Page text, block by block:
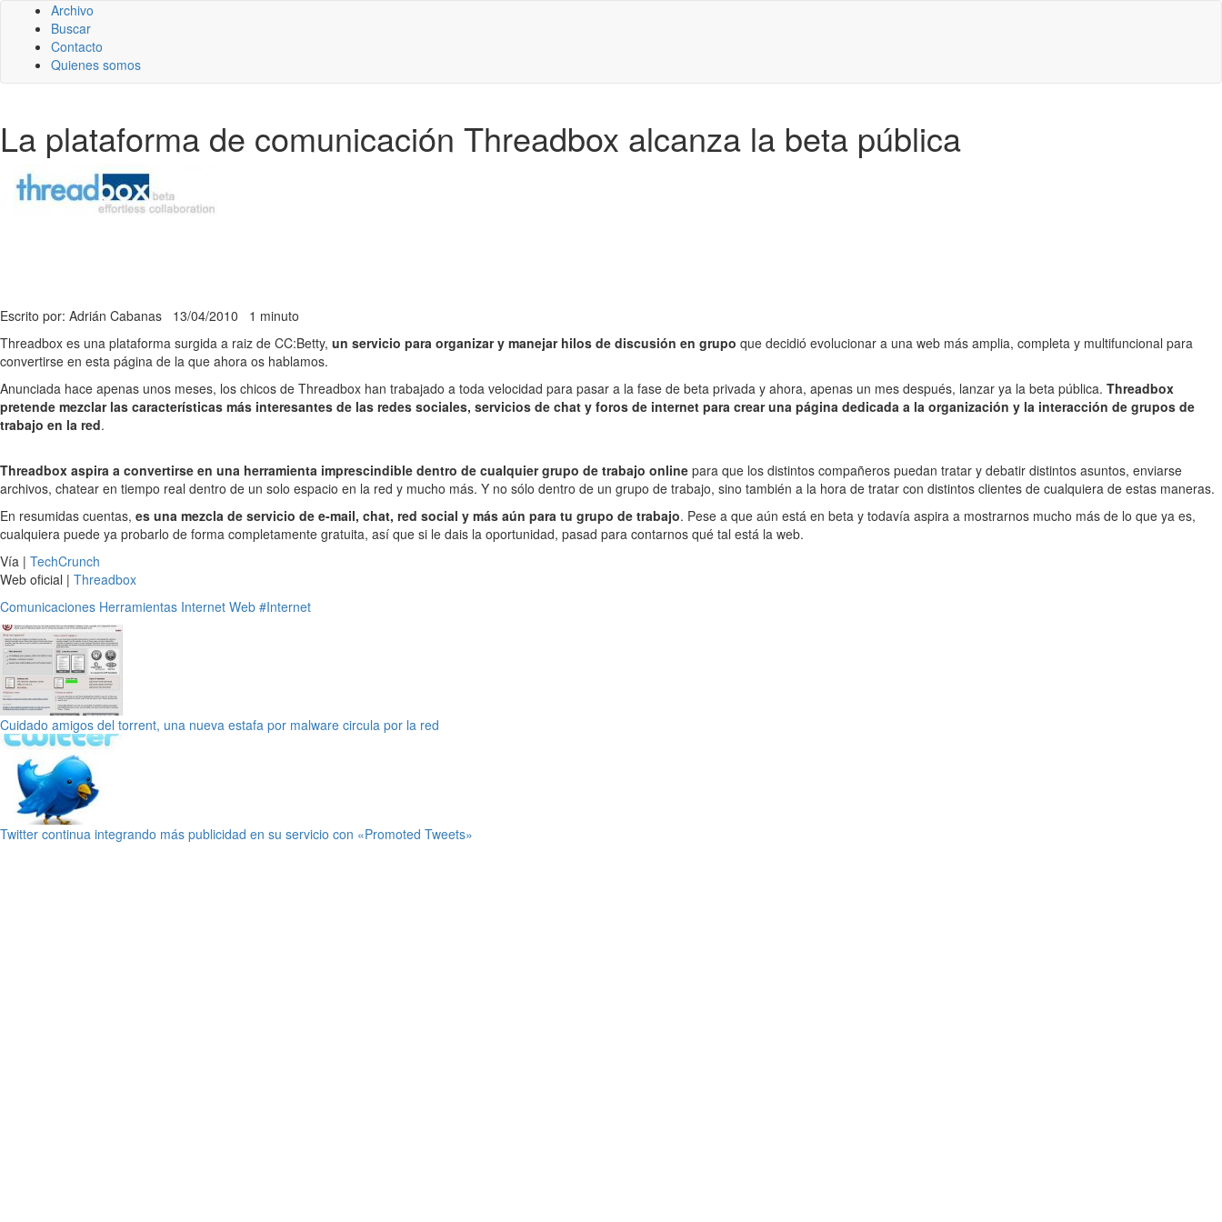
Archivo
Buscar
Contacto
Quienes somos
La plataforma de comunicación Threadbox alcanza la beta pública
Escrito por: Adrián Cabanas 13/04/2010 1 minuto
Threadbox es una plataforma surgida a raiz de CC:Betty, un servicio para organizar y manejar hilos de discusión en grupo que decidió evolucionar a una web más amplia, completa y multifuncional para
convertirse en esta página de la que ahora os hablamos.
Anunciada hace apenas unos meses, los chicos de Threadbox han trabajado a toda velocidad para pasar a la fase de beta privada y ahora, apenas un mes después, lanzar ya la beta pública. Threadbox
pretende mezclar las características más interesantes de las redes sociales, servicios de chat y foros de internet para crear una página dedicada a la organización y la interacción de grupos de
trabajo en la red.
Threadbox aspira a convertirse en una herramienta imprescindible dentro de cualquier grupo de trabajo online para que los distintos compañeros puedan tratar y debatir distintos asuntos, enviarse
archivos, chatear en tiempo real dentro de un solo espacio en la red y mucho más. Y no sólo dentro de un grupo de trabajo, sino también a la hora de tratar con distintos clientes de cualquiera de estas maneras.
En resumidas cuentas, es una mezcla de servicio de e-mail, chat, red social y más aún para tu grupo de trabajo. Pese a que aún está en beta y todavía aspira a mostrarnos mucho más de lo que ya es,
cualquiera puede ya probarlo de forma completamente gratuita, así que si le dais la oportunidad, pasad para contarnos qué tal está la web.
Vía | TechCrunch
Web oficial | Threadbox
Comunicaciones Herramientas Internet Web #Internet
Cuidado amigos del torrent, una nueva estafa por malware circula por la red
Twitter continua integrando más publicidad en su servicio con «Promoted Tweets»